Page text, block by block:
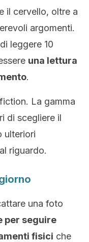
il cervello, oltre a
argomenti.
leggere 10
una lettura
.
La gamma
di scegliere il
ulteriori
riguardo.
una foto
per seguire
fisici che